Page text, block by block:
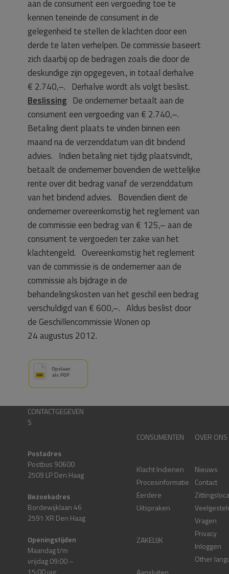
aan de consument een vergoeding toe te
kennen teneinde de consument in de
gelegenheid te stellen de klachten door een
derde te laten verhelpen. De commissie baseert
zich daarbij op de bedragen zoals die door de
deskundige zijn opgegeven., in totaal derhalve
€ 2.740,–. Derhalve wordt als volgt beslist.
Beslissing De ondernemer betaalt aan de
consument een vergoeding van € 2.740,–.
Betaling dient plaats te vinden binnen een
maand na de verzenddatum van dit bindend
advies. Indien betaling niet tijdig plaatsvindt,
betaalt de ondernemer bovendien de wettelijke
rente over dit bedrag vanaf de verzenddatum
van het bindend advies. Bovendien dient de
ondernemer overeenkomstig het reglement van
de commissie een bedrag van € 125,– aan de
consument te vergoeden ter zake van het
klachtengeld. Overeenkomstig het reglement
van de commissie is de ondernemer aan de
commissie als bijdrage in de
behandelingskosten van het geschil een bedrag
verschuldigd van € 600,–. Aldus beslist door
de Geschillencommissie Wonen op
24 augustus 2012.
CONTACTGEGEVEN
S
Postadres
Postbus 90600
2509 LP Den Haag
Bezoekadres
Bordewijklaan 46
2591 XR Den Haag
Openingstijden
Maandag t/m
vrijdag 09:00 –
15:00 uur
CONSUMENTEN
Klacht Indienen
Procesinformatie
Eerdere
Uitspraken
ZAKELIJK
OVER ONS
Nieuws
Contact
Vragen
Privacy
Inloggen
Other